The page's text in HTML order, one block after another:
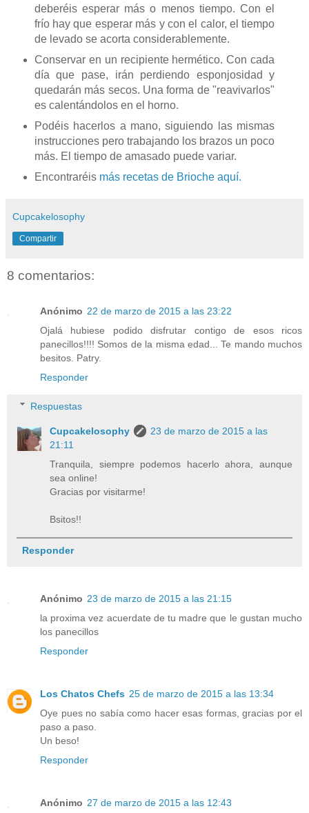
deberéis esperar más o menos tiempo. Con el
frío hay que esperar más y con el calor, el tiempo
de levado se acorta considerablemente.
Conservar en un recipiente hermético. Con cada
día que pase, irán perdiendo esponjosidad y
quedarán más secos. Una forma de "reavivarlos"
es calentándolos en el horno.
Podéis hacerlos a mano, siguiendo las mismas
instrucciones pero trabajando los brazos un poco
más. El tiempo de amasado puede variar.
Encontraréis más recetas de Brioche aquí.
Cupcakelosophy
Compartir
8 comentarios:
Anónimo 22 de marzo de 2015 a las 23:22
Ojalá hubiese podido disfrutar contigo de esos ricos
panecillos!!!! Somos de la misma edad... Te mando muchos
besitos. Patry.
Responder
Respuestas
Cupcakelosophy
23 de marzo de 2015 a las
21:11
Tranquila, siempre podemos hacerlo ahora, aunque
sea online!
Gracias por visitarme!
Bsitos!!
Responder
Anónimo 23 de marzo de 2015 a las 21:15
la proxima vez acuerdate de tu madre que le gustan mucho
los panecillos
Responder
Los Chatos Chefs 25 de marzo de 2015 a las 13:34
Oye pues no sabía como hacer esas formas, gracias por el
paso a paso.
Un beso!
Responder
Anónimo 27 de marzo de 2015 a las 12:43